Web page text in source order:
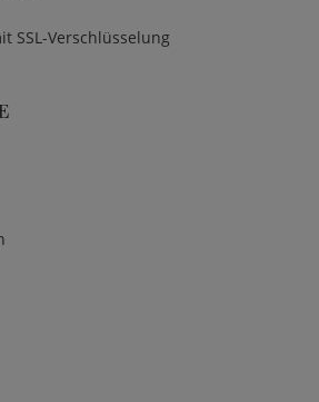
SSL-Verschlüsselung